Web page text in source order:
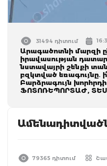
31494 դիտում
Արագածոտնի մարզի
իրավասության
նստավայրի շենքի
բզկտված եռագույնը․
Բարձրագույն
ՖՈՏՈՌԵՊՈՐՏԱԺ,
79365 դիտում